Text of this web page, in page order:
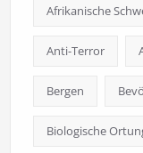
Afrikanische
Anti-Terror
Bergen
Biologische